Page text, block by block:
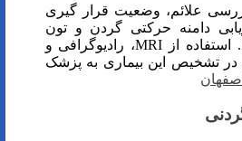
علائم، وضعیت قرار گیری
دامنه حرکتی گردن و تون
عضلات این ناحیه می­پردازد. استفاده از MRI، رادیوگرافی و
تشخیص این بیماری به پزشک